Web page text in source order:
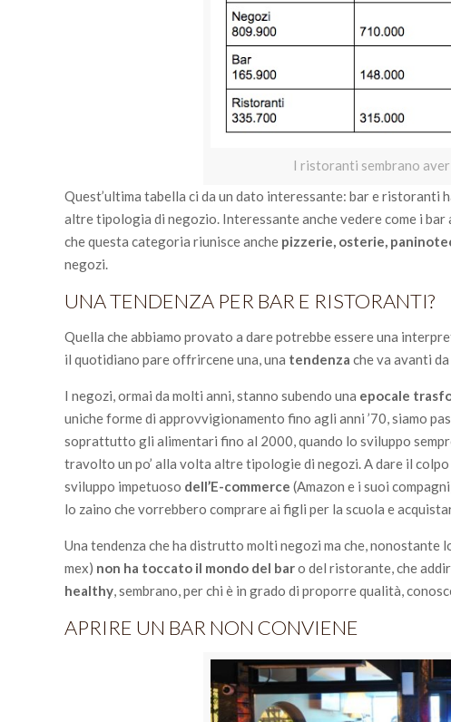
I ristoranti sembrano
Quest’ultima tabella ci da un dato interessante: bar e ristoranti
altre tipologia di negozio. Interessante anche vedere come i
che questa categoria riunisce anche pizzerie, osterie,
negozi.
UNA TENDENZA PER BAR E RISTORANTI?
Quella che abbiamo provato a dare potrebbe essere una
il quotidiano pare offrircene una, una tendenza che va avanti
I negozi, ormai da molti anni, stanno subendo una epocale
uniche forme di approvvigionamento fino agli anni ’70, siamo
soprattutto gli alimentari fino al 2000, quando lo sviluppo
travolto un po’ alla volta altre tipologie di negozi. A dare il
sviluppo impetuoso dell’E-commerce (Amazon e i suoi
lo zaino che vorrebbero comprare ai figli per la scuola e
Una tendenza che ha distrutto molti negozi ma che, nonostante
mex) non ha toccato il mondo del baro del ristorante, che
healthy, sembrano, per chi è in grado di proporre qualità,
APRIRE UN BAR NON CONVIENE